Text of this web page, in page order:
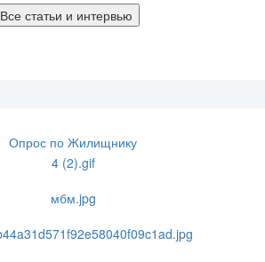
Все статьи и интервью